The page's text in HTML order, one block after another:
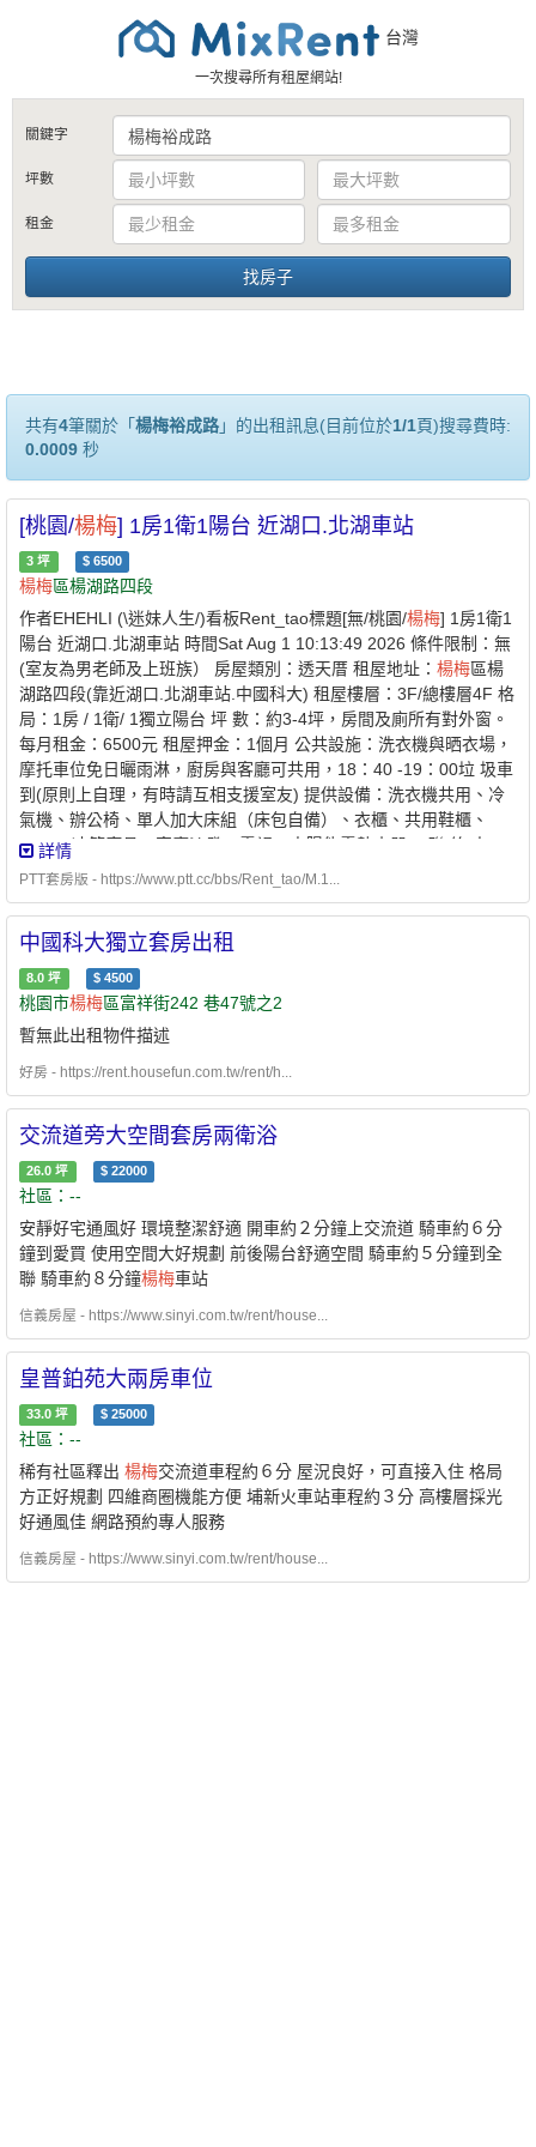
台灣
一次搜尋所有租屋網站!
關鍵字
坪數
租金
共有4筆關於「 楊梅裕成路」的出租訊息(目前位於1/1頁)搜尋費時:
0.0009 秒
[桃園/楊梅] 1房1衛1陽台 近湖口.北湖車站
3 坪 $ 6500
楊梅區楊湖路四段
作者EHEHLI (\迷妹人生/)看板Rent_tao標題[無/桃園/楊梅] 1房1衛1
陽台 近湖口.北湖車站 時間Sat Aug 1 10:13:49 2026 條件限制：無
(室友為男老師及上班族） 房屋類別：透天厝 租屋地址： 楊梅區楊
湖路四段(靠近湖口.北湖車站.中國科大) 租屋樓層：3F/總樓層4F 格
局：1房 / 1衛/ 1獨立陽台 坪 數：約3-4坪，房間及廁所有對外窗。
每月租金：6500元 租屋押金：1個月 公共設施：洗衣機與晒衣場，
摩托車位免日曬雨淋，廚房與客廳可共用，18：40 -19：00垃 圾車
到(原則上自理，有時請互相支援室友) 提供設備：洗衣機共用、冷
氣機、辦公椅、單人加大床組（床包自備）、衣櫃、共用鞋櫃、
WIFI、冰箱廚具、客廳沙發、電視、太陽能電熱水器。 聯 絡 人：
林先生0989-755776 劉先生0956-013795（請於16點後聯繫與看房
https://i.verb.tw/ymmX76WG.jpg https://i.verb.tw/kGdxbCzx.jpg 環
境交通：（以下為騎機車距離） 1. 交通便利，住所寧靜：近湖口市
區，離湖口交流道.湖口車站.北湖車站及中國科大不超 過十分鐘。
2. 生活機能便利：1分鐘有利來福超市，3分鐘有全聯與小特力屋，
談較詳細)，網路不另收費。 備 註：環境靜謐、屋主是男老師，友
善好溝通，即日可租，歡迎看房！
詳情
PTT套房版 - https://www.ptt.cc/bbs/Rent_tao/M.1...
中國科大獨立套房出租
8.0 坪 $ 4500
桃園市楊梅區富祥街242 巷47號之2
暫無此出租物件描述
好房 - https://rent.housefun.com.tw/rent/h...
交流道旁大空間套房兩衛浴
26.0 坪 $ 22000
社區：--
安靜好宅通風好 環境整潔舒適 開車約２分鐘上交流道 騎車約６分
鐘到愛買 使用空間大好規劃 前後陽台舒適空間 騎車約５分鐘到全
聯 騎車約８分鐘楊梅車站
信義房屋 - https://www.sinyi.com.tw/rent/house...
皇普鉑苑大兩房車位
33.0 坪 $ 25000
社區：--
稀有社區釋出 楊梅交流道車程約６分 屋況良好，可直接入住 格局
方正好規劃 四維商圈機能方便 埔新火車站車程約３分 高樓層採光
好通風佳 網路預約專人服務
信義房屋 - https://www.sinyi.com.tw/rent/house...